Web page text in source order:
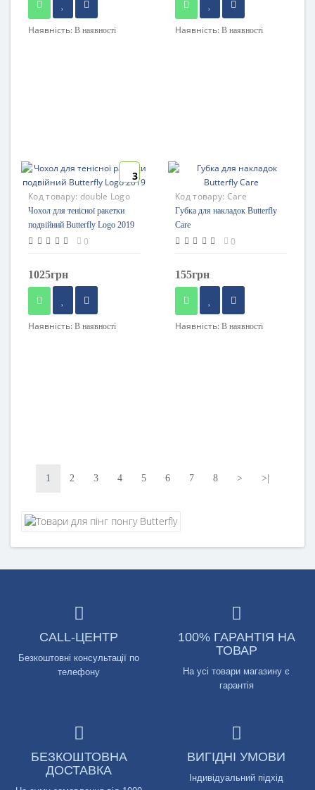
Наявність: В наявності Наявність: В наявності
3
Код товару: double Logo
2019
Чохол для тенісної ракетки
подвійний Butterfly Logo 2019
0
1025грн
Наявність: В наявності
Код товару: Care
Губка для накладок Butterfly
Care
0
155грн
Наявність: В наявності
1 2 3 4 5 6 7 8 > >|
CALL-ЦЕНТР
Безкоштовні консультації по
телефону
100% ГАРАНТІЯ НА
ТОВАР
На усі товари магазину є
гарантія
БЕЗКОШТОВНА
ДОСТАВКА
ВИГІДНІ УМОВИ
Індивідуальний підхід